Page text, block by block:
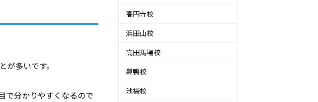
多いです。
で分かりやすくなるので
高円寺校
浜田山校
高田馬場校
巣鴨校
池袋校